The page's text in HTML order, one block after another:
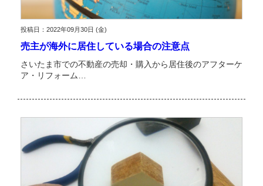
投稿日：2022年09月30日 (金)
売主が海外に居住している場合の注意点
さいたま市での不動産の売却・購入から居住後のアフターケ
ア・リフォーム…